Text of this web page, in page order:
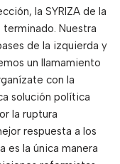
la SYRIZA de la
Nuestra
de la izquierda y
un llamamiento
con la
solución política
la ruptura
respuesta a los
es la única manera